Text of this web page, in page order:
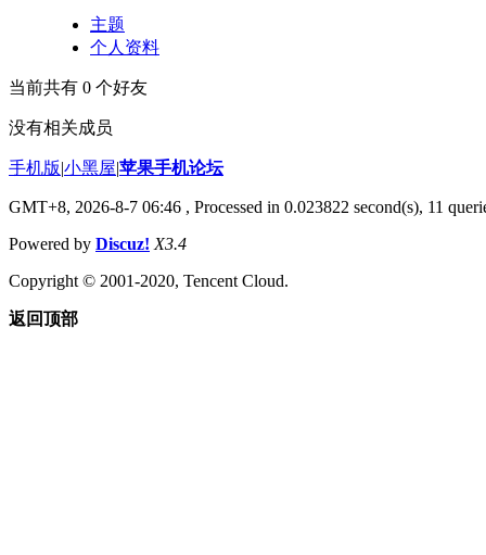
主题
个人资料
当前共有 0 个好友
没有相关成员
手机版|小黑屋|苹果手机论坛
GMT+8, 2026-8-7 06:46 , Processed in 0.023822 second(s), 11
Powered by Discuz! X3.4
Copyright © 2001-2020, Tencent Cloud.
返回顶部